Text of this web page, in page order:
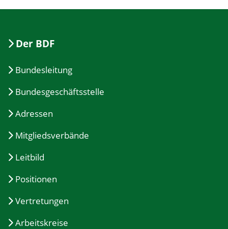
Der BDF
Bundesleitung
Bundesgeschäftsstelle
Adressen
Mitgliedsverbände
Leitbild
Positionen
Vertretungen
Arbeitskreise